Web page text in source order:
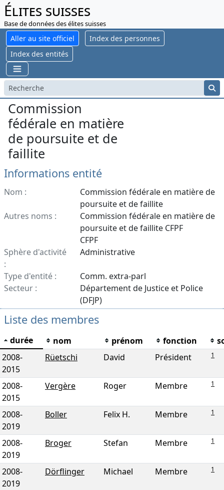
Élites suisses
Base de données des élites suisses
Aller au site officiel
Index des personnes
Index des entités
Commission
fédérale en matière
de poursuite et de
faillite
Informations entité
Nom :
Commission fédérale en matière de
poursuite et de faillite
Autres noms :
Commission fédérale en matière de
poursuite et de faillite CFPF
CFPF
Sphère d'activité
:
Administrative
Type d'entité :
Comm. extra-parl
Secteur :
Département de Justice et Police
(DFJP)
Liste des membres
durée nom prénom fonction
2008-
2015
Rüetschi David Président 1
2008-
2015
Vergère Roger Membre 1
2008-
2019
Boller Felix H. Membre 1
2008-
2019
Broger Stefan Membre 1
2008-
2019
Dörflinger Michael Membre 1